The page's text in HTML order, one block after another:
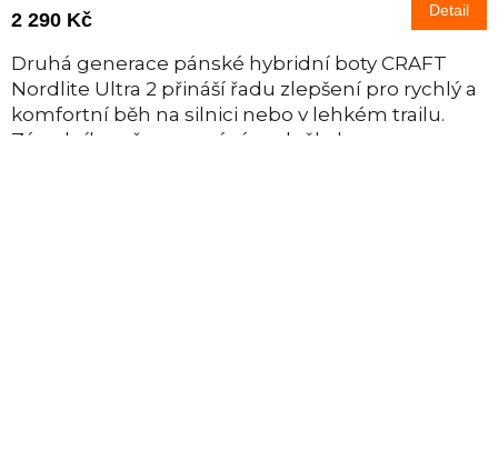
2 290 Kč Detail
Druhá generace pánské hybridní boty CRAFT
Nordlite Ultra 2 přináší řadu zlepšení pro rychlý a
komfortní běh na silnici nebo v lehkém trailu.
Zásadního přepracování se dočkal...